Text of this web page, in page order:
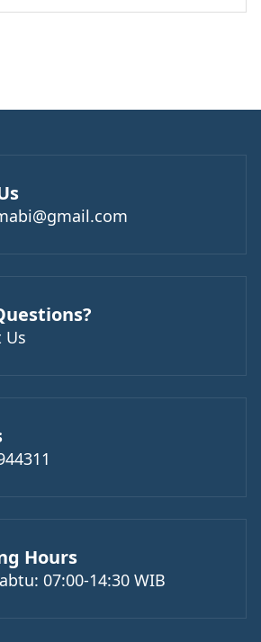
Us
Hours
07:00-14:30 WIB